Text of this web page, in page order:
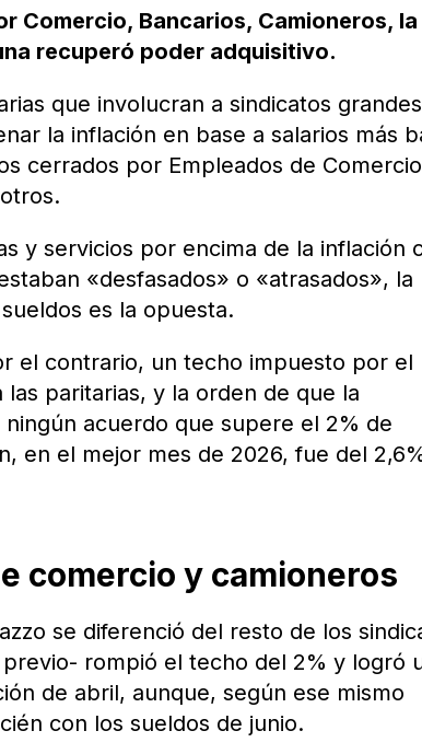
Comercio, Bancarios, Camioneros, la
recuperó poder adquisitivo.
que involucran a sindicatos grandes
la inflación en base a salarios más
cerrados por Empleados de
y servicios por encima de la inflación
«desfasados» o «atrasados», la
es la opuesta.
el contrario, un techo impuesto por el
paritarias, y la orden de que la
acuerdo que supere el 2% de
en el mejor mes de 2026, fue del
comercio y camioneros
se diferenció del resto de los
rompió el techo del 2% y logró
de abril, aunque, según ese mismo
con los sueldos de junio.